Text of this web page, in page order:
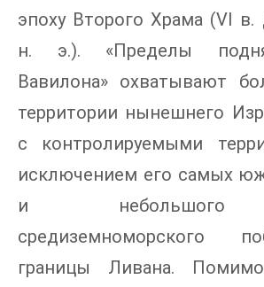
эпоху Второго Храма (VI
н. э.). «Пределы
Вавилона» охватывают
территории нынешнего
с контролируемыми
исключением его самых
и небольшого
средиземноморского
границы Ливана.